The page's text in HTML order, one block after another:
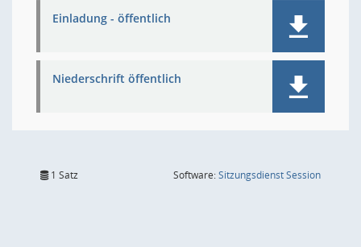
Einladung - öffentlich
Niederschrift öffentlich
1 Satz Software:SitzungsdienstSession(Wird in